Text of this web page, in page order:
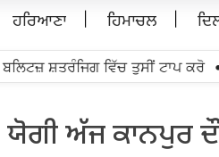
ਹਰਿਆਣਾ ਹਿਮਾਚਲ
ਸ਼ਤਰੰਜਿਗ ਵਿੱਚ ਤੁਸੀਂ ਟਾਪ ਕਰੋ •
ਯੋਗੀ ਅੱਜ ਕਾਨਪੁਰ